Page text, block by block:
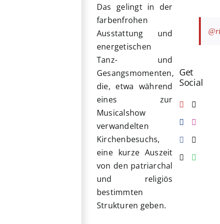
Das gelingt in der
farbenfrohen
Ausstattung und
energetischen
Tanz- und
Gesangsmomenten,
die, etwa während
eines zur
Musicalshow
verwandelten
Kirchenbesuchs,
eine kurze Auszeit
von den patriarchal
und religiös
bestimmten
Strukturen geben.
Get
Social